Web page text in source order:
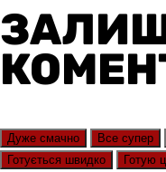
Дуже смачно Все супер
Готується швидко
Готую